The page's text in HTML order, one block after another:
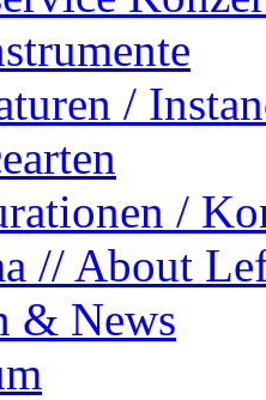
/
/
// About
& News